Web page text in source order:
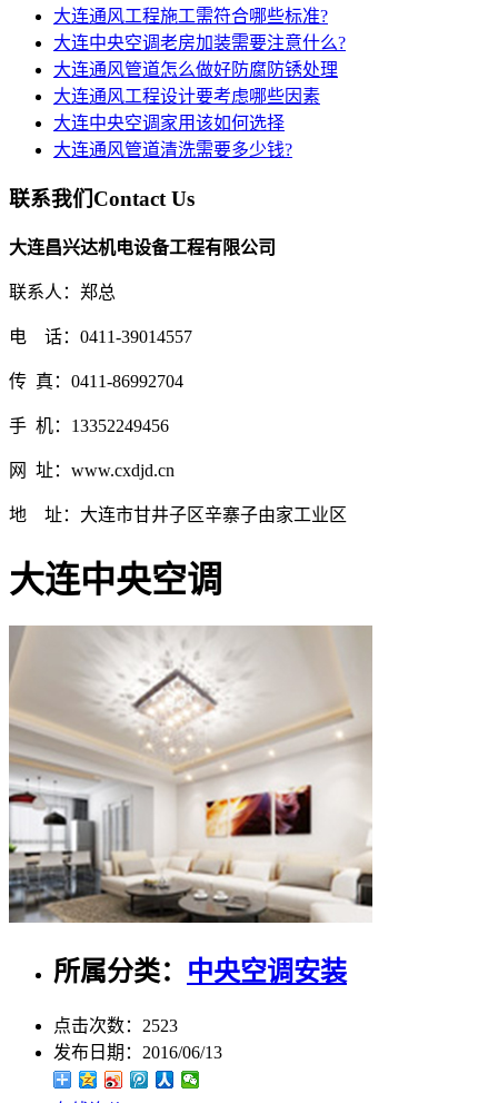
大连通风工程施工需符合哪些标准?
大连中央空调老房加装需要注意什么?
大连通风管道怎么做好防腐防锈处理
大连通风工程设计要考虑哪些因素
大连中央空调家用该如何选择
大连通风管道清洗需要多少钱?
联系我们Contact Us
大连昌兴达机电设备工程有限公司
联系人：郑总
电 话：0411-39014557
传 真：0411-86992704
手 机：13352249456
网 址：www.cxdjd.cn
地 址：大连市甘井子区辛寨子由家工业区
大连中央空调
所属分类： 中央空调安装
点击次数： 2523
发布日期： 2016/06/13